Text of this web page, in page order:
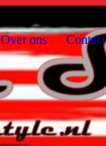
Over ons Contact